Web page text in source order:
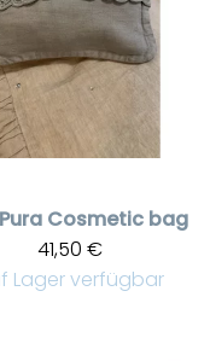
Cosmetic bag
41,50 €
Lager verfügbar